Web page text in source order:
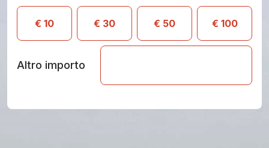
€ 10 € 30 € 50 € 100
Altro importo